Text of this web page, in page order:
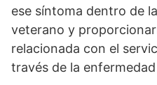
ese síntoma dentro de
veterano y
relacionada con el
través de la